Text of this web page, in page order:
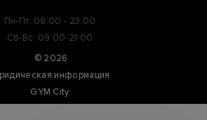
Пн-Пт: 08:00 - 23:00
Сб-Вс: 09:00-21:00
© 2026
информация
GYM City